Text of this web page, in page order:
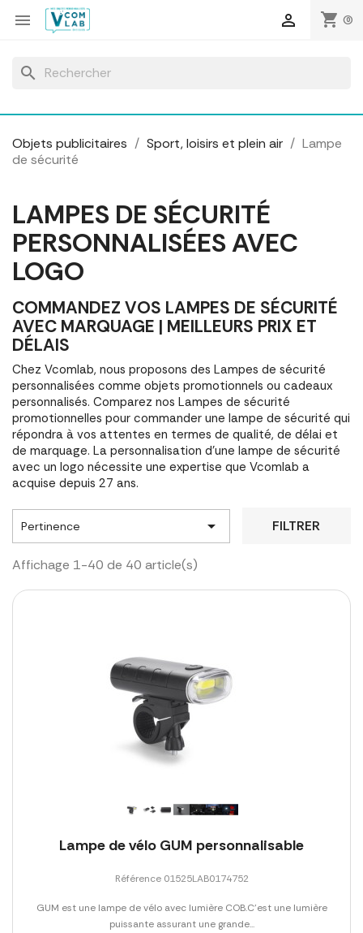
 shopping_cart (0)

search
Objets publicitaires Sport, loisirs et plein air
Lampe
de sécurité
LAMPES DE SÉCURITÉ
PERSONNALISÉES AVEC
LOGO
COMMANDEZ VOS LAMPES DE SÉCURITÉ
AVEC MARQUAGE | MEILLEURS PRIX ET
DÉLAIS
Chez Vcomlab, nous proposons des Lampes de sécurité
personnalisées comme objets promotionnels ou cadeaux
personnalisés. Comparez nos Lampes de sécurité
promotionnelles pour commander une lampe de sécurité qui
répondra à vos attentes en termes de qualité, de délai et
de marquage. La personnalisation d'une lampe de sécurité
avec un logo nécessite une expertise que Vcomlab a
acquise depuis 27 ans.
Pertinence  FILTRER
Affichage 1-40 de 40 article(s)
Lampe de vélo GUM personnalisable
Référence 01525LAB0174752
GUM est une lampe de vélo avec lumière COB.C'est une lumière
puissante assurant une grande...
Panneau de gestion des cookies